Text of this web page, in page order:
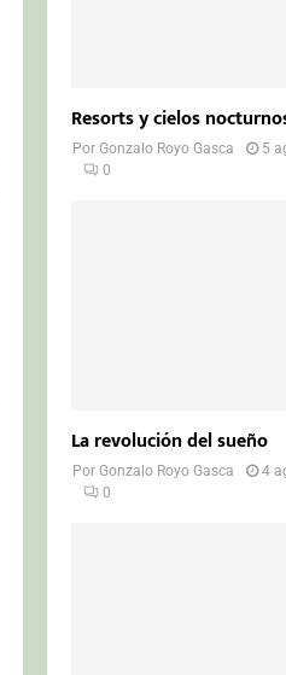
Resorts y cielos
PorGonzalo Royo Gasca
5
0
La revolución del sueño
PorGonzalo Royo Gasca
4
0